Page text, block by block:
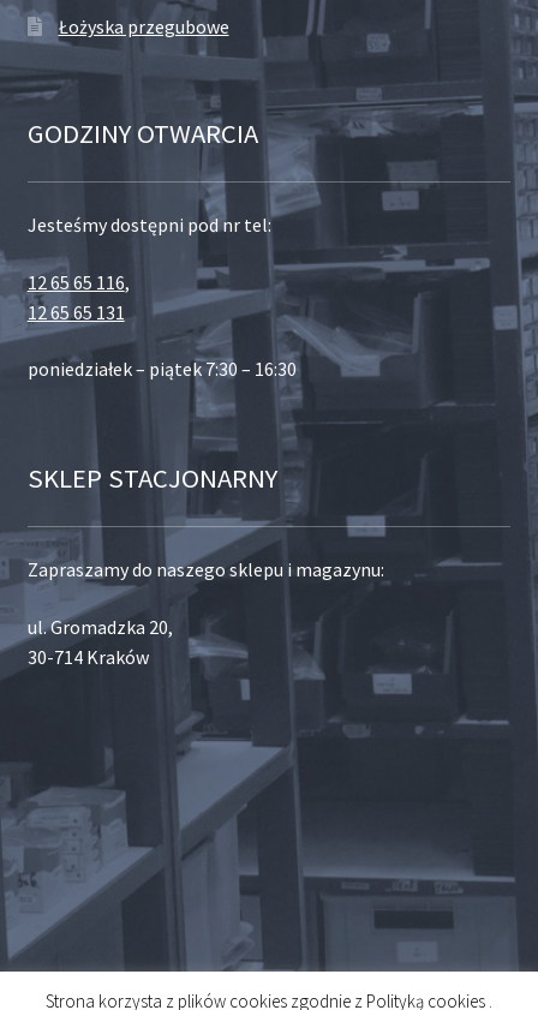
Łożyska przegubowe
GODZINY OTWARCIA
Jesteśmy dostępni pod nr tel:
12 65 65 116,
12 65 65 131
poniedziałek – piątek 7:30 – 16:30
SKLEP STACJONARNY
Zapraszamy do naszego sklepu i magazynu:
ul. Gromadzka 20,
30-714 Kraków
Strona korzysta z plików cookies zgodnie z Polityką cookies .